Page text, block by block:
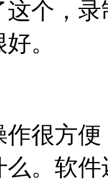
个，
。
很方
么。软